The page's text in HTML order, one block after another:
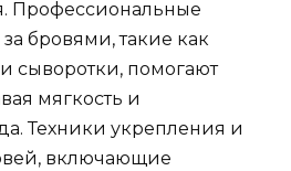
Профессиональные
бровями‚ такие как
сыворотки‚ помогают
мягкость и
Техники укрепления и
включающие